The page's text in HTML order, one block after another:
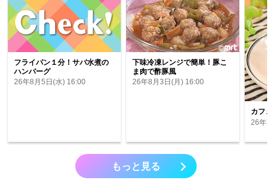
フライパン１分！サバ水煮の
ハンバーグ
26年8月5日(水) 16:00
下味冷凍レンジで簡単！豚こ
ま肉で酢豚風
26年8月3日(月) 16:00
カフ
26年
もっと見る